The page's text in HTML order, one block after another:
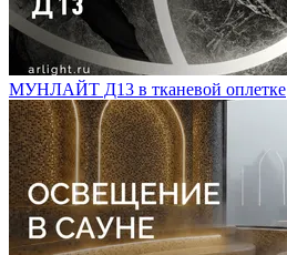
МУНЛАЙТ Д13 в тканевой оплетке